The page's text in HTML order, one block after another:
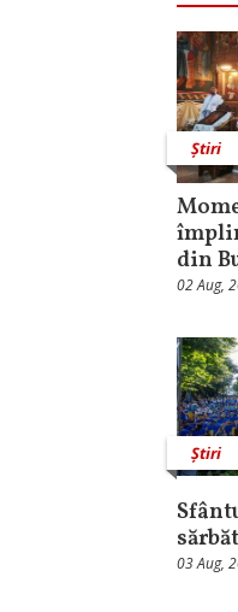
Știri
din
02 Aug,
Știri
03 Aug,